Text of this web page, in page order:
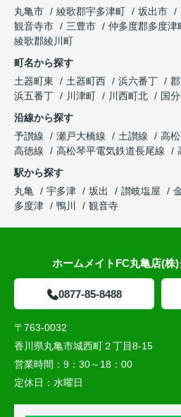
丸亀市
綾歌郡宇多津町 坂出市
観音寺市
三豊市 仲多度郡多度津
綾歌郡綾川町
町名から探す
土器町東
土器町西 浜六番丁
浜五番丁
川津町 川西町北 国
沿線から探す
予讃線
瀬戸大橋線 土讃線
高
高徳線
高松琴平電気鉄道長尾線
駅から探す
丸亀
宇多津 坂出 讃岐塩屋
多度津
鴨川 観音寺
ホームメイトFC丸亀店(株
0877-85-8488
〒763-0032
香川県丸亀市城西町２丁目8-15
営業時間： 9：30～18：00
定休日： 水曜日